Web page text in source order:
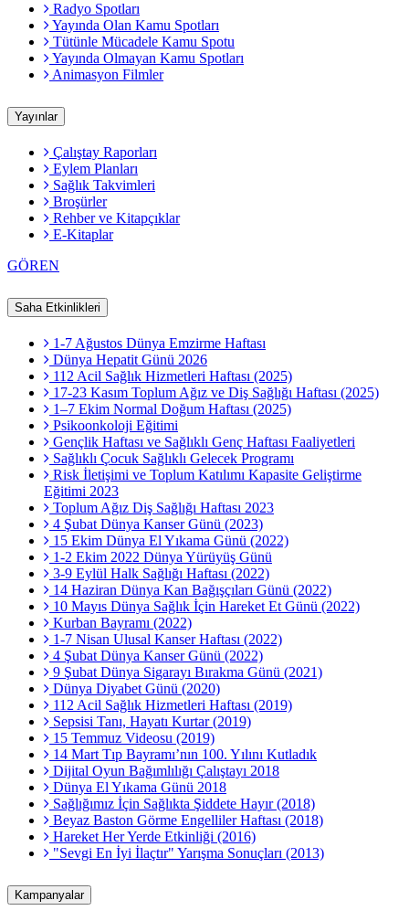
Radyo Spotları
Yayında Olan Kamu Spotları
Tütünle Mücadele Kamu Spotu
Yayında Olmayan Kamu Spotları
Animasyon Filmler
Yayınlar
Çalıştay Raporları
Eylem Planları
Sağlık Takvimleri
Broşürler
Rehber ve Kitapçıklar
E-Kitaplar
GÖREN
Saha Etkinlikleri
1-7 Ağustos Dünya Emzirme Haftası
Dünya Hepatit Günü 2026
112 Acil Sağlık Hizmetleri Haftası (2025)
17-23 Kasım Toplum Ağız ve Diş Sağlığı Haftası (2025)
1–7 Ekim Normal Doğum Haftası (2025)
Psikoonkoloji Eğitimi
Gençlik Haftası ve Sağlıklı Genç Haftası Faaliyetleri
Sağlıklı Çocuk Sağlıklı Gelecek Programı
Risk İletişimi ve Toplum Katılımı Kapasite Geliştirme
Eğitimi 2023
Toplum Ağız Diş Sağlığı Haftası 2023
4 Şubat Dünya Kanser Günü (2023)
15 Ekim Dünya El Yıkama Günü (2022)
1-2 Ekim 2022 Dünya Yürüyüş Günü
3-9 Eylül Halk Sağlığı Haftası (2022)
14 Haziran Dünya Kan Bağışçıları Günü (2022)
10 Mayıs Dünya Sağlık İçin Hareket Et Günü (2022)
Kurban Bayramı (2022)
1-7 Nisan Ulusal Kanser Haftası (2022)
4 Şubat Dünya Kanser Günü (2022)
9 Şubat Dünya Sigarayı Bırakma Günü (2021)
Dünya Diyabet Günü (2020)
112 Acil Sağlık Hizmetleri Haftası (2019)
Sepsisi Tanı, Hayatı Kurtar (2019)
15 Temmuz Videosu (2019)
14 Mart Tıp Bayramı’nın 100. Yılını Kutladık
Dijital Oyun Bağımlılığı Çalıştayı 2018
Dünya El Yıkama Günü 2018
Sağlığımız İçin Sağlıkta Şiddete Hayır (2018)
Beyaz Baston Görme Engelliler Haftası (2018)
Hareket Her Yerde Etkinliği (2016)
"Sevgi En İyi İlaçtır" Yarışma Sonuçları (2013)
Kampanyalar